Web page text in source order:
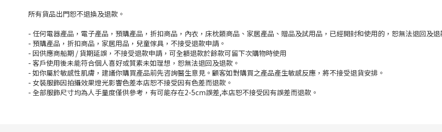
所有貨品出門恕不退換及退款。
- 任何電器產品，電子產品，預購產品，折扣商品，內衣，床枕類商品、家居產品、贈品及試用品，已經開封和使用的，恕無法退回及退
- 預購產品，折扣商品，家居用品，兒童傢具，不接受退款申請。
- 因供應商船期 / 貨期延誤，不接受退款申請，可全額退款於餘款可留下次購物時使用
- 客戶使用後未能符合個人喜好或質素未如理想，恕無法退回及退款。
- 如你屬於敏感性肌膚，建議你購買產品前先咨詢醫生意見。顧客如對購買之產品產生敏感反應，將不接受退貨安排。
- 女裝服飾因拍攝效果燈光影響色差本店恕不接受因有色差而退款。
- 全部服飾尺寸均為人手量度僅供參考，有可能存在2-5cm誤差,本店恕不接受因有誤差而退款。